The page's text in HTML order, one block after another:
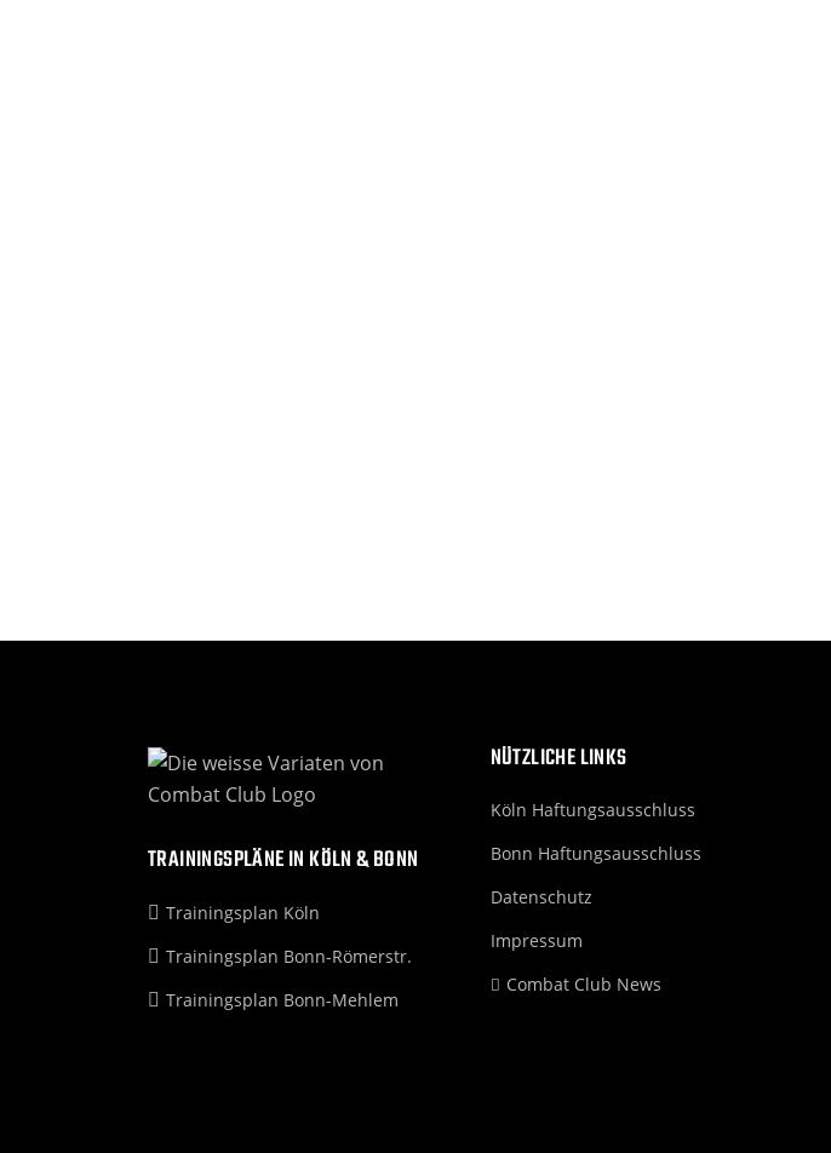
TRAININGSPLÄNE IN KÖLN & BONN
Trainingsplan Köln
Trainingsplan Bonn-Römerstr.
Trainingsplan Bonn-Mehlem
NÜTZLICHE LINKS
Köln Haftungsausschluss
Bonn Haftungsausschluss
Datenschutz
Impressum
Combat Club News